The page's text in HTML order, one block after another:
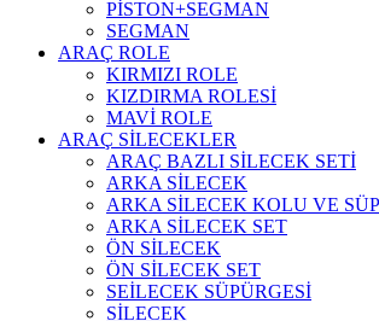
PİSTON+SEGMAN
SEGMAN
ARAÇ ROLE
KIRMIZI ROLE
KIZDIRMA ROLESİ
MAVİ ROLE
ARAÇ SİLECEKLER
ARAÇ BAZLI SİLECEK SETİ
ARKA SİLECEK
ARKA SİLECEK KOLU VE
ARKA SİLECEK SET
ÖN SİLECEK
ÖN SİLECEK SET
SEİLECEK SÜPÜRGESİ
SİLECEK